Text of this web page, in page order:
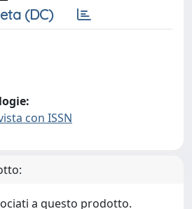
(DC)
con ISSN
a questo prodotto.